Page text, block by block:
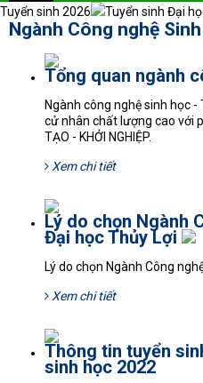
Tuyển sinh 2026 Tuyển sinh Đại
Ngành Công nghệ
Tổng quan ngành
Ngành công nghệ sinh học
cử nhân chất lượng cao với
TẠO - KHỞI NGHIỆP.
Xem chi tiết
Lý do chọn Ngành
Đại học Thủy Lợi
Lý do chọn Ngành Công
Xem chi tiết
Thông tin tuyển
sinh học 2022